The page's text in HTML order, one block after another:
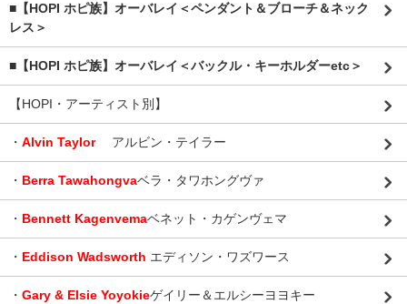
■【HOPI ホピ族】オーバレイ＜ペンダント＆ブローチ＆ネック
レス＞
■【HOPI ホピ族】オーバレイ＜バックル・キーホルダーetc＞
【HOPI・アーティスト別】
・ Alvin Taylor アルビン・テイラー
・ Berra Tawahongvaベラ・タワホングヴァ
・ Bennett Kagenvemaベネット・カゲンヴェマ
・ Eddison Wadsworth エディソン・ワズワース
・ Gary & Elsie Yoyokieゲイリー＆エルシーヨヨキー